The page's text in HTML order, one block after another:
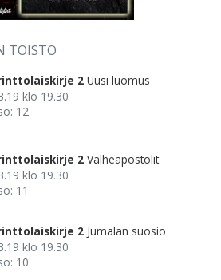
TOISTO
2 Uusi luomus
klo 19.30
12
2 Valheapostolit
klo 19.30
11
2 Jumalan suosio
klo 19.30
10